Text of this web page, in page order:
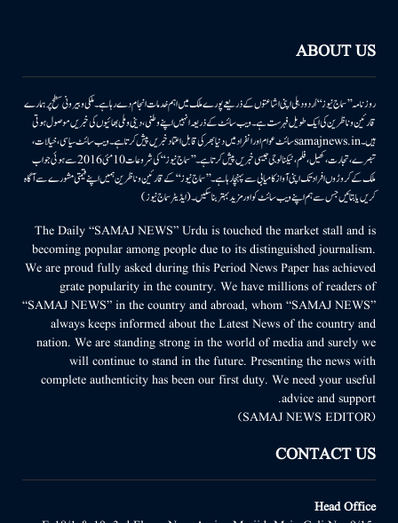
ABOUT US
روزنامہ ’’سماج نیوز‘‘ اُردو دہلی اپنی اشاعتوں کے ذریعے پورے ملک میں اہم خدمات انجام دے رہا ہے۔ ملکی وبیرونی سطح پر ہمارے
قارئین وناظرین کی ایک طویل فہرست ہے۔ ویب سائٹ کے ذریعہ انہیں اپنے وطنی، دینی وملی بھائیوں کی خبریں موصول ہوتی
ہیں۔samajnews.inسائٹ عوام اور انفراد میں دنیا بھر کی قابل اعتماد خبریں پیش کرتا ہے۔ ویب سائٹ سیاسی، خیالات،
تبصرے، تجارت، کھیل، فلم، ٹیکنالوجی جیسی خبریں پیش کرتا ہے۔ ’’سماج نیوز‘‘ کی شروعات 10مئی 2016 سے ہوئی جو اب
ملک کے کروڑوں افراد تک اپنی آواز کامیابی سے پہنچا رہا ہے۔ ’’سماج نیوز‘‘ کے قارئین وناظرین ہمیں اپنے قیمتی مشورے سے آگاہ
کریں یا بتائیں جس سے ہم اپنے ویب سائٹ کو اور مزید بہتر بناسکیں۔ (ایڈیٹر سماج نیوز)
The Daily “SAMAJ NEWS” Urdu is touched the market stall and is
becoming popular among people due to its distinguished journalism.
We are proud fully asked during this Period News Paper has achieved
grate popularity in the country. We have millions of readers of
“SAMAJ NEWS” in the country and abroad, whom “SAMAJ NEWS”
always keeps informed about the Latest News of the country and
nation. We are standing strong in the world of media and surely we
will continue to stand in the future. Presenting the news with
complete authenticity has been our first duty. We need your useful
advice and support.
(SAMAJ NEWS EDITOR)
CONTACT US
Head Office